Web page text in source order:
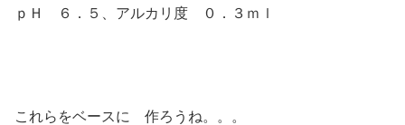
ｐＨ ６．５、アルカリ度 ０．３ｍｌ
これらをベースに 作ろうね。。。